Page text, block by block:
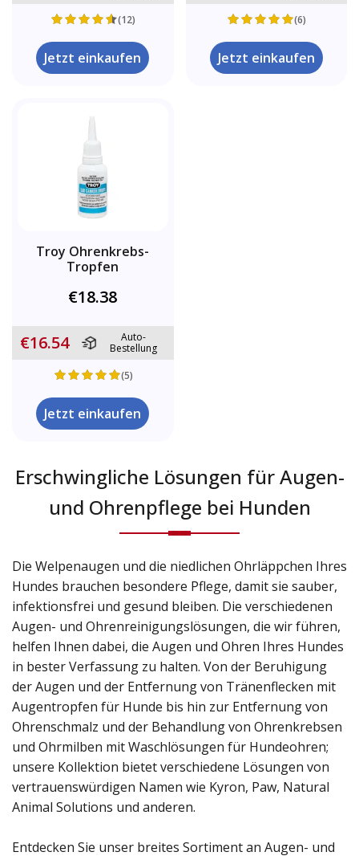
(12)
Jetzt einkaufen
(6)
Jetzt einkaufen
Troy Ohrenkrebs-
Tropfen
€18.38
€16.54
Auto-
Bestellung
(5)
Jetzt einkaufen
Erschwingliche Lösungen für Augen-
und Ohrenpflege bei Hunden
Die Welpenaugen und die niedlichen Ohrläppchen Ihres
Hundes brauchen besondere Pflege, damit sie sauber,
infektionsfrei und gesund bleiben. Die verschiedenen
Augen- und Ohrenreinigungslösungen, die wir führen,
helfen Ihnen dabei, die Augen und Ohren Ihres Hundes
in bester Verfassung zu halten. Von der Beruhigung
der Augen und der Entfernung von Tränenflecken mit
Augentropfen für Hunde bis hin zur Entfernung von
Ohrenschmalz und der Behandlung von Ohrenkrebsen
und Ohrmilben mit Waschlösungen für Hundeohren;
unsere Kollektion bietet verschiedene Lösungen von
vertrauenswürdigen Namen wie Kyron, Paw, Natural
Animal Solutions und anderen.
Entdecken Sie unser breites Sortiment an Augen- und